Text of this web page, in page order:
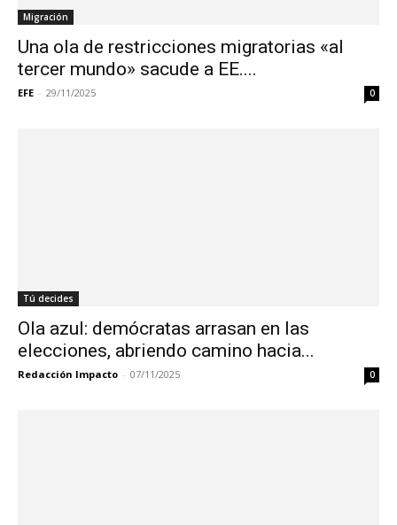
Migración
Una ola de restricciones migratorias «al
tercer mundo» sacude a EE....
EFE - 29/11/2025 0
Tú decides
Ola azul: demócratas arrasan en las
elecciones, abriendo camino hacia...
Redacción Impacto - 07/11/2025 0